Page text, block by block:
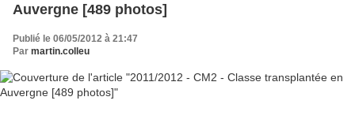
Auvergne [489 photos]
Publié le 06/05/2012 à 21:47
Par martin.colleu